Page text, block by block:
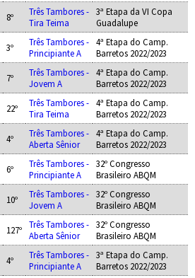
8º
Três Tambores -
Tira Teima
3ª Etapa da VI Copa
Guadalupe
3º
Três Tambores -
Principiante A
4ª Etapa do Camp.
Barretos 2022/2023
7º
Três Tambores -
Jovem A
4ª Etapa do Camp.
Barretos 2022/2023
22º
Três Tambores -
Tira Teima
4ª Etapa do Camp.
Barretos 2022/2023
4º
Três Tambores -
Aberta Sênior
4ª Etapa do Camp.
Barretos 2022/2023
6º
Três Tambores -
Principiante A
32º Congresso
Brasileiro ABQM
10º
Três Tambores -
Jovem A
32º Congresso
Brasileiro ABQM
127º
Três Tambores -
Aberta Sênior
32º Congresso
Brasileiro ABQM
4º
Três Tambores -
Principiante A
3ª Etapa do Camp.
Barretos 2022/2023